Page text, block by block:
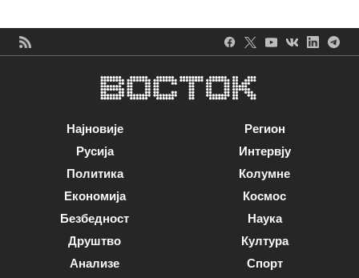
Најновије
Русија
Политика
Економија
Безбедност
Друштво
Анализе
Регион
Интервју
Колумне
Космос
Наука
Култура
Спорт